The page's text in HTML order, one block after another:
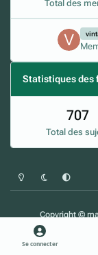
Total des
Statistiques des
Total des
707
Mode clairMode sombre
Copyright ©
Se connecter